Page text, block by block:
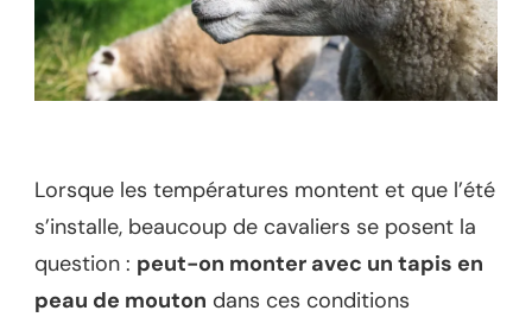
Lorsque les températures montent et que l’été
s’installe, beaucoup de cavaliers se posent la
question : peut-on monter avec un tapis en
peau de mouton dans ces conditions